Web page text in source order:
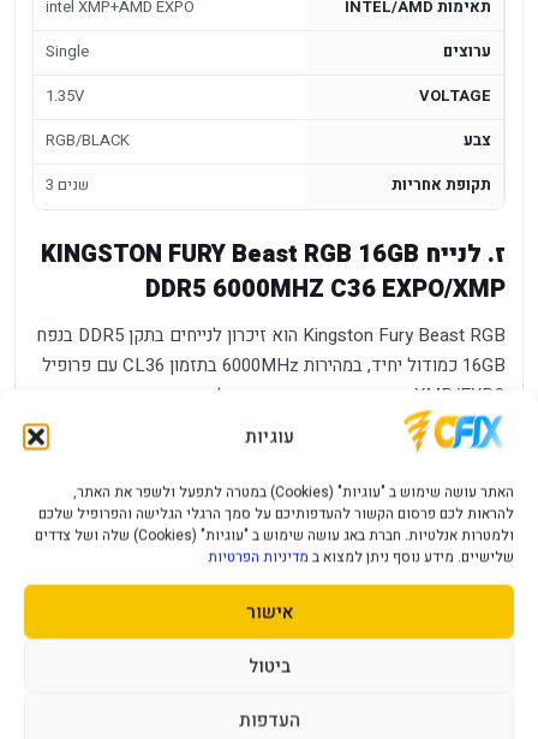
עוגיות
האתר עושה שימוש ב "עוגיות" (Cookies) במטרה לתפעל ולשפר את האתר,
להראות לכם פרסום הקשור להעדפותיכם על סמך הרגלי הגלישה והפרופיל שלכם
ולמטרות אנלטיות. חברת באג עושה שימוש ב "עוגיות" (Cookies) שלה ושל צדדים
שלישיים. מידע נוסף ניתן למצוא ב מדיניות הפרטיות
אישור
ביטול
העדפות
תאימות INTEL/AMD
intel XMP+AMD EXPO
ערוצים
Single
VOLTAGE
1.35V
צבע
RGB/BLACK
תקופת אחריות
3 שנים
ז. לנייח KINGSTON FURY Beast RGB 16GB
DDR5 6000MHZ C36 EXPO/XMP
Kingston Fury Beast RGB הוא זיכרון לנייחים בתקן DDR5 בנפח
16GB כמודול יחיד, במהירות 6000MHz בתזמון CL36 עם פרופיל
XMP/EXPO. זהו שדרוג שמתמקד בשילוב בין נפח, מהירות
ותאימות למערכות נייחות עדכניות שתומכות בזיכרון DDR5.
יתרונות מרכזיים
נפח
16GB
- מאפשר עבודה נוחה יותר עם מספר יישומים פתוחים,
משחקים ותוכנות כבדות בהתאם לרמת המערכת.
- מספקת רוחב פס גבוה יותר לעומת זיכרונות